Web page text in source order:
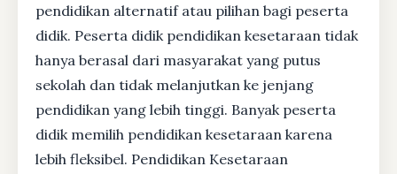
pendidikan alternatif atau pilihan bagi peserta
didik. Peserta didik pendidikan kesetaraan tidak
hanya berasal dari masyarakat yang putus
sekolah dan tidak melanjutkan ke jenjang
pendidikan yang lebih tinggi. Banyak peserta
didik memilih pendidikan kesetaraan karena
lebih fleksibel. Pendidikan Kesetaraan